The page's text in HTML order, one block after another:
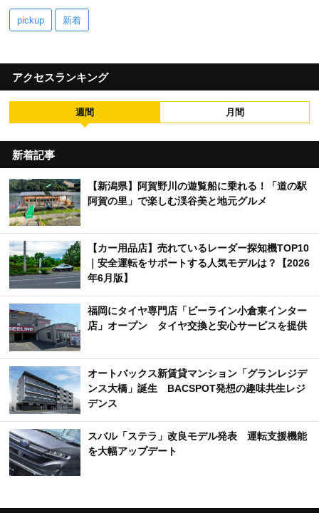
pickup 新着
アクセスランキング
週間 月間
新着記事
【新潟県】阿賀野川の遊覧船に乗れる！「道の駅
阿賀の里」で楽しむ渓谷美と地元グルメ
【カー用品店】売れているレーダー探知機TOP10
｜安全運転をサポートする人気モデルは？【2026
年6月版】
福岡にタイヤ専門店「ビーライン小倉東インター
店」オープン タイヤ交換と安心サービスを提供
オートバックス新賃貸マンション「グランレジデ
ンス大橋」誕生 BACSPOT発想の趣味共生レジ
デンス
スバル「ステラ」改良モデル発表 運転支援機能
を大幅アップデート